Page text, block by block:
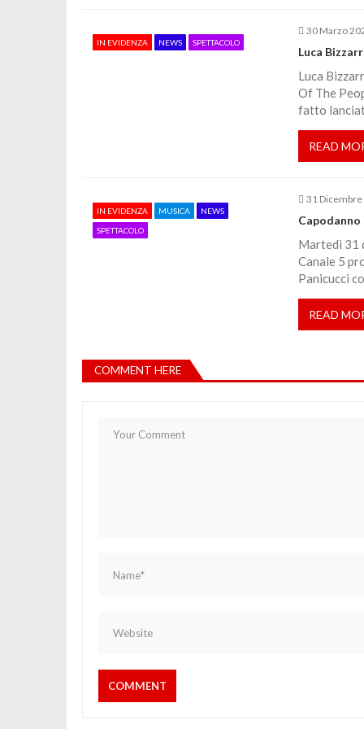
o
IN EVIDENZA NEWS SPETTACOLO
30 Marzo
Luca
Luca
Of The
fatto
READ
IN EVIDENZA MUSICA
NEWS
SPETTACOLO
31
Martedì 31
Canale 5
Panicucci
READ
COMMENT HERE